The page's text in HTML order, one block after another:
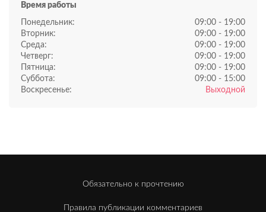
Время работы
Понедельник:
09:00 - 19:00
Вторник:
09:00 - 19:00
Среда:
09:00 - 19:00
Четверг:
09:00 - 19:00
Пятница:
09:00 - 19:00
Суббота:
09:00 - 15:00
Воскресенье:
Выходной
Обязательно к прочтению
Правила публикации комментариев